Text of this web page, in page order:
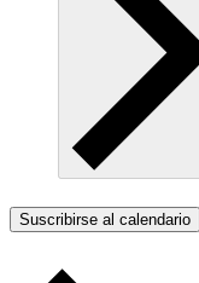
Suscribirse al calendario